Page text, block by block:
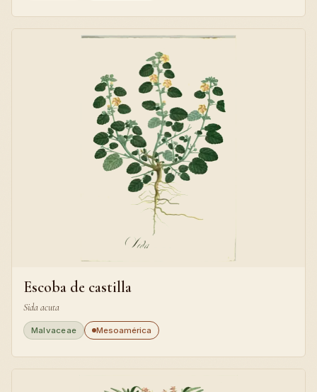
Escoba de castilla
Sida acuta
Malvaceae Mesoamérica